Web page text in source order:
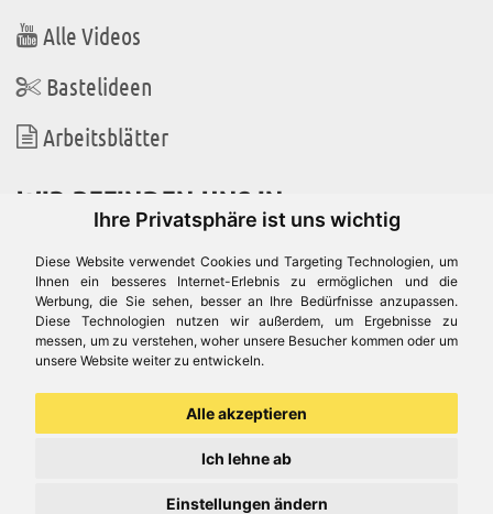
Ihre Privatsphäre ist uns wichtig
Diese Website verwendet Cookies und Targeting Technologien, um
Ihnen ein besseres Internet-Erlebnis zu ermöglichen und die
Werbung, die Sie sehen, besser an Ihre Bedürfnisse anzupassen.
Diese Technologien nutzen wir außerdem, um Ergebnisse zu
messen, um zu verstehen, woher unsere Besucher kommen oder um
unsere Website weiter zu entwickeln.
Alle akzeptieren
Ich lehne ab
Einstellungen ändern
Alle Videos
Bastelideen
Arbeitsblätter
WIR BEFINDEN UNS IN
Es gibt uns auch in